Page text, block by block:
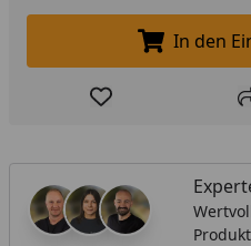
In den
Produkt zur